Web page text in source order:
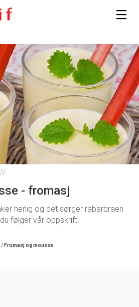
- fromasj
herlig og det sørger rabarbraen
følger vår oppskrift.
/ Fromasj og mousse